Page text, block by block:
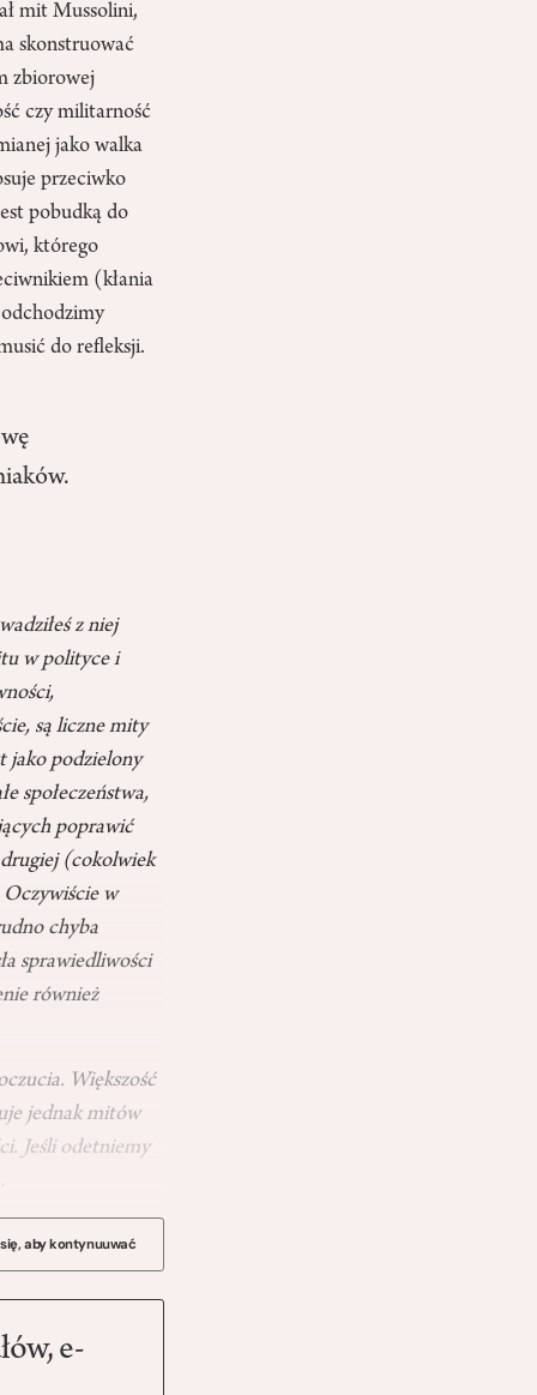
mit Mussolini,
skonstruować
zbiorowej
czy militarność
jako walka
przeciwko
pobudką do
którego
(kłania
do refleksji.
z niej
w polityce i
są liczne mity
jako podzielony
społeczeństwa,
poprawić
(cokolwiek
w
chyba
sprawiedliwości
również
Większość
jednak mitów
Jeśli odetniemy
aby kontynuuwać
e-